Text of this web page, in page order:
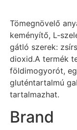
Tömegnövelő
keményítő, L-
gátló szerek:
dioxid.A termék
földimogyorót,
gluténtartalmú
tartalmazhat.
Brand